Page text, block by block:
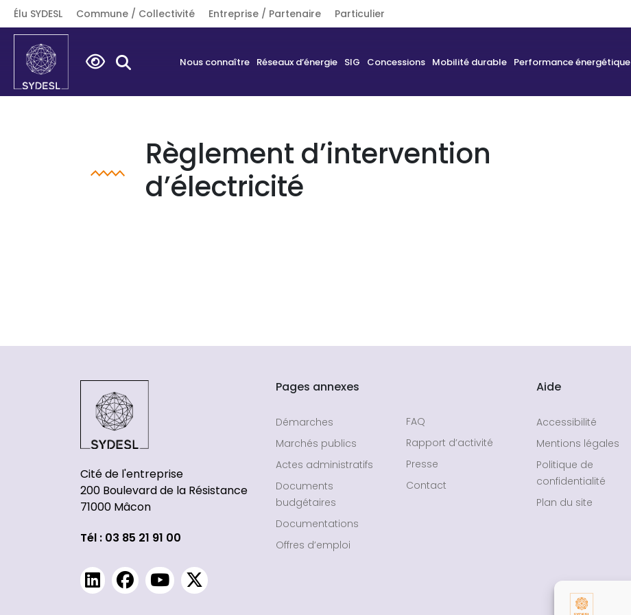
Élu SYDESL Commune / Collectivité Entreprise / Partenaire Particulier
Search
for:
Nous connaître Réseaux d’énergie SIG Concessions Mobilité durable Performance énergétique
Règlement d’intervention
d’électricité
Cité de l'entreprise
200 Boulevard de la Résistance
71000 Mâcon
Tél : 03 85 21 91 00
Pages annexes
Démarches
Marchés publics
Actes administratifs
Documents
budgétaires
Documentations
Offres d’emploi
FAQ
Rapport d’activité
Presse
Contact
Aide
Accessibilité
Mentions légales
Politique de
confidentialité
Plan du site